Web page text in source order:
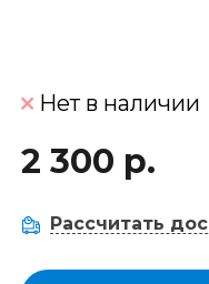
Нет в наличии
2 300 р.
Рассчитать